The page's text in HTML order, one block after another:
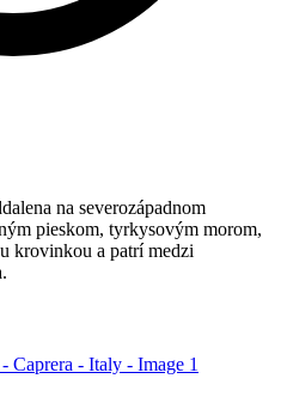
na severozápadnom
pieskom, tyrkysovým morom,
krovinkou a patrí medzi